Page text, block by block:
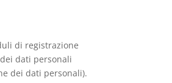
di registrazione
dati personali
dei dati personali).